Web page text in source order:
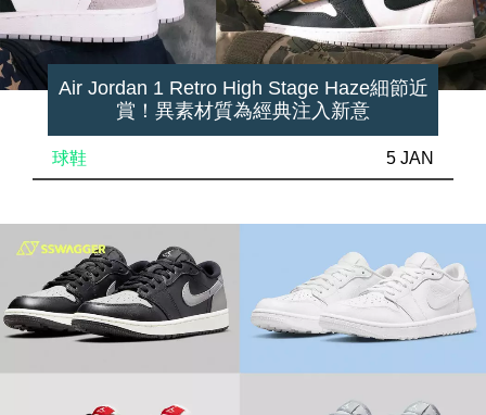
Air Jordan 1 Retro High Stage Haze細節近
賞！異素材質為經典注入新意
球鞋 5 JAN